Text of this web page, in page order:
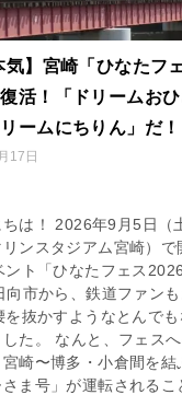
気】宮崎「ひなたフ
活！「ドリームお
ームにちりん」だ！
17日
は！ 2026年9月5日（
ンスタジアム宮崎）で
ト「ひなたフェス
向市から、鉄道ファン
抜かすようなとんで
た。 なんと、フェス
崎〜博多・小倉間を結
さま号」が運転される